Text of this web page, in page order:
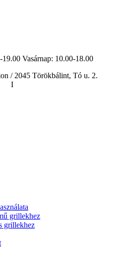
Vasárnap: 10.00-18.00
/ 2045 Törökbálint, Tó u. 2.
I
grillekhez
grillekhez